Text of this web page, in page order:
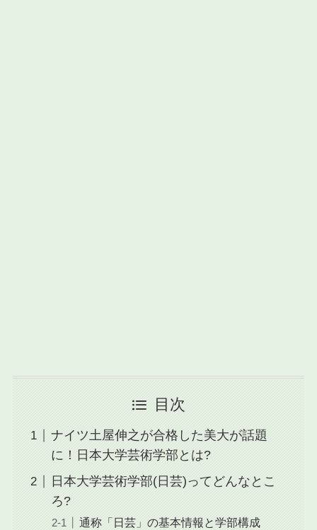
目次
ナイツ土屋伸之が合格した美大が話題
に！日本大学芸術学部とは?
日本大学芸術学部(日芸)ってどんなとこ
ろ?
通称「日芸」の基本情報と学部構成